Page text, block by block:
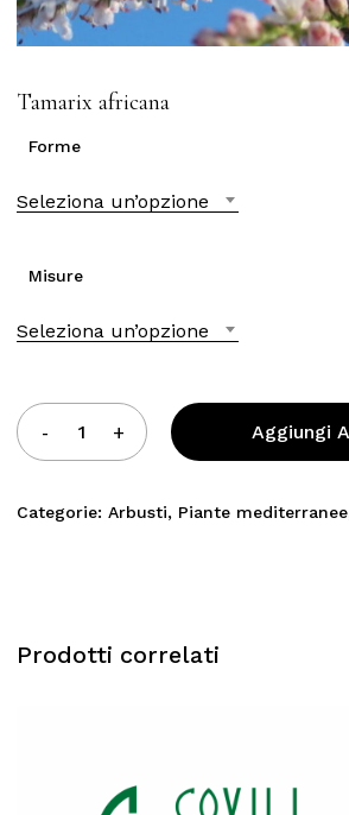
Tamarix africana
Forme
Seleziona un’opzione
Misure
Seleziona un’opzione
Aggiungi
Categorie: Arbusti, Piante mediterranee
Prodotti correlati